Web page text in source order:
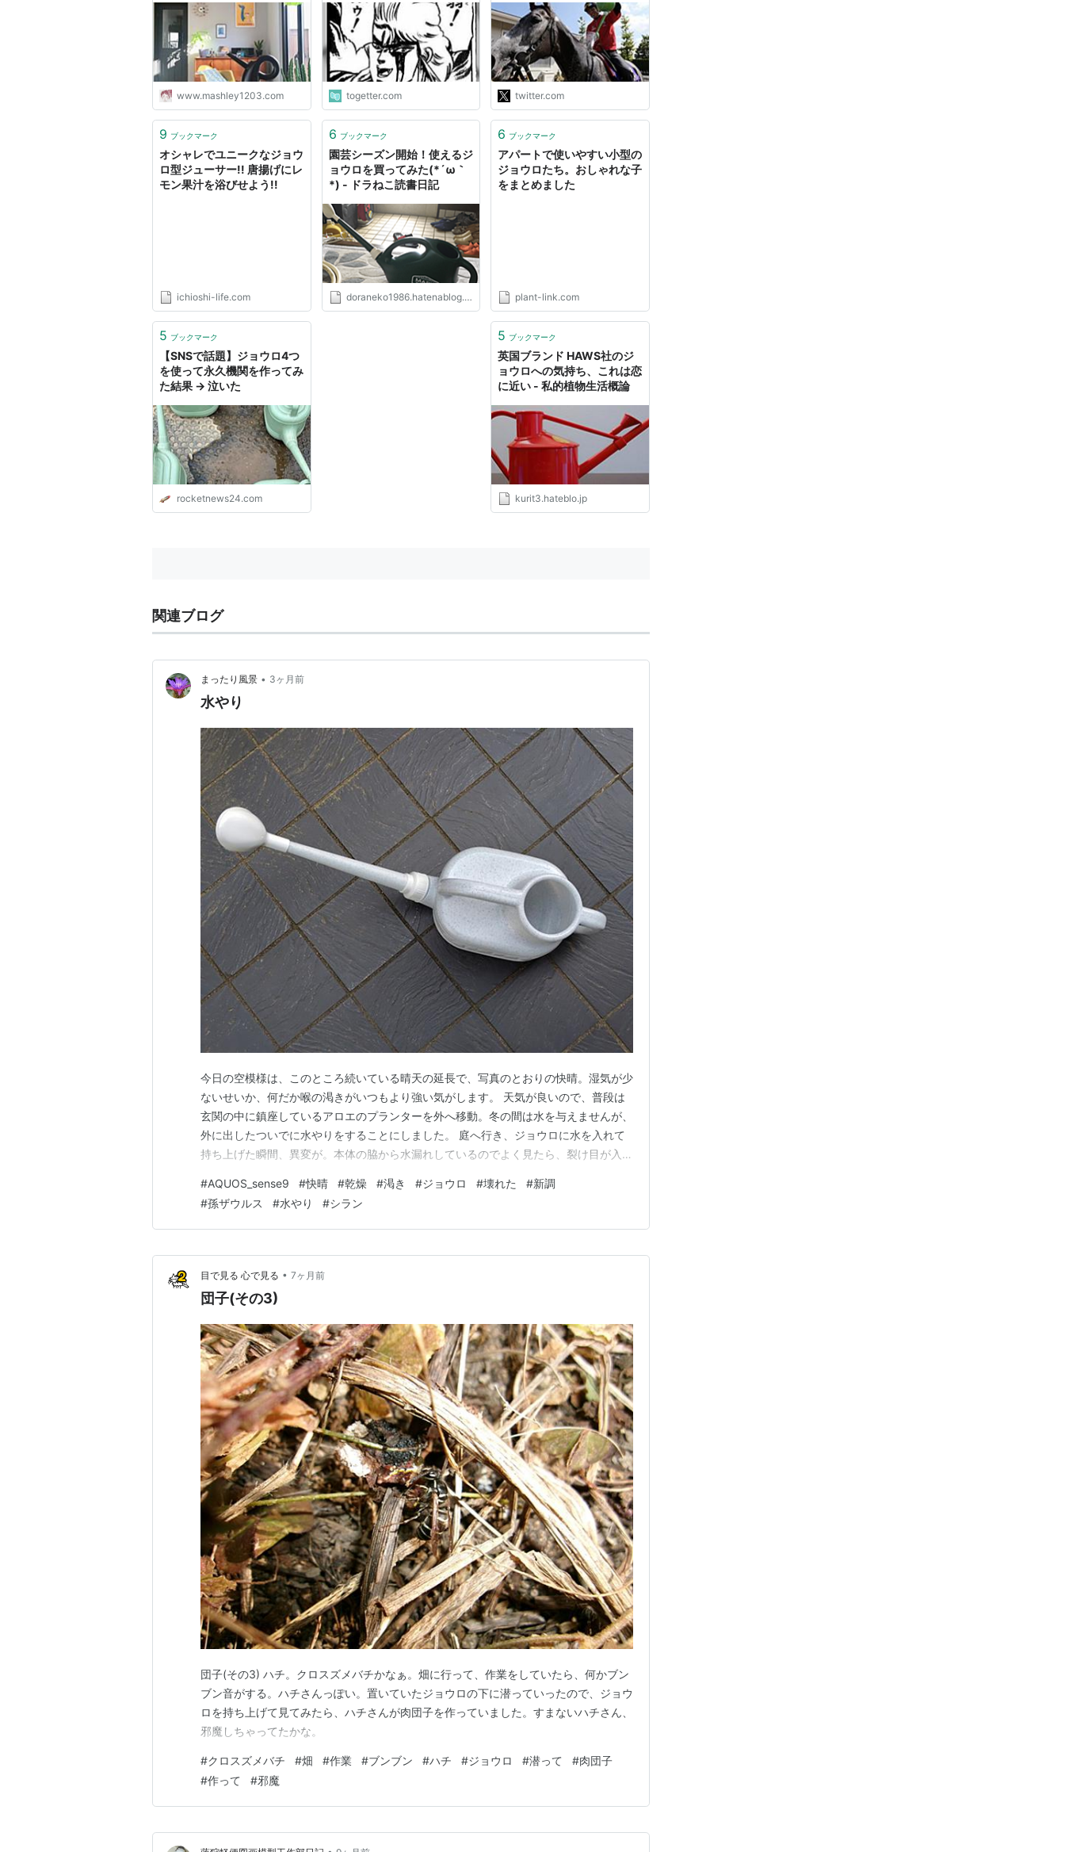
Scandinavian home 〜北欧
ミッドセンチュリーの家〜
www.mashley1203.com
い」→どうした、大丈夫か？
togetter.com
女とのラブラブショットで
す！ 〈裏話〉 ジョウロは最
初警戒していましたが慣れる
と自分からジョウロの場所に
行くようになりました😚 #ウ
マ娘 #カレンチャン
https://t.co/LvExbe7YsF"
twitter.com
9 ブックマーク
オシャレでユニークなジョウ
ロ型ジューサー!! 唐揚げにレ
モン果汁を浴びせよう!!
ichioshi-life.com
6 ブックマーク
園芸シーズン開始！使えるジ
ョウロを買ってみた(*´ω｀
*) - ドラねこ読書日記
doraneko1986.hatenablog.com
6 ブックマーク
アパートで使いやすい小型の
ジョウロたち。おしゃれな子
をまとめました
plant-link.com
5 ブックマーク
【SNSで話題】ジョウロ4つ
を使って永久機関を作ってみ
た結果 → 泣いた
rocketnews24.com
5 ブックマーク
英国ブランド HAWS社のジ
ョウロへの気持ち、これは恋
に近い - 私的植物生活概論
kurit3.hateblo.jp
関連ブログ
まったり風景 • 3ヶ月前
水やり
今日の空模様は、このところ続いている晴天の延長で、写真のとおりの快晴。湿気が少
ないせいか、何だか喉の渇きがいつもより強い気がします。 天気が良いので、普段は
玄関の中に鎮座しているアロエのプランターを外へ移動。冬の間は水を与えませんが、
外に出したついでに水やりをすることにしました。 庭へ行き、ジョウロに水を入れて
持ち上げた瞬間、異変が。本体の脇から水漏れしているのでよく見たら、裂け目が入っ
がありません。もしかすると新築時に買ったものかもしれません。そうなると、かれこ
れ30年近く前。そりゃあ御老体ですね（笑） そこで今日…
#AQUOS_sense9 #快晴 #乾燥 #渇き #ジョウロ #壊れた #新調
#孫ザウルス #水やり #シラン
目で見る 心で見る • 7ヶ月前
団子(その3)
団子(その3) ハチ。クロスズメバチかなぁ。畑に行って、作業をしていたら、何かブン
ブン音がする。ハチさんっぽい。置いていたジョウロの下に潜っていったので、ジョウ
ロを持ち上げて見てみたら、ハチさんが肉団子を作っていました。すまないハチさん、
邪魔しちゃってたかな。
#クロスズメバチ #畑 #作業 #ブンブン #ハチ #ジョウロ #潜って #肉団子
#作って #邪魔